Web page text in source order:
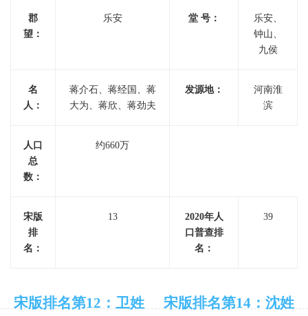
郡
望：
乐安 堂 号：
乐安、
钟山、
九侯
名
人：
蒋介石、蒋经国、蒋
大为、蒋欣、蒋劲夫
发源地：
河南淮
滨
人口
总
数：
约660万
宋版
排
名：
13
2020年人
口普查排
名：
39
宋版排名第12：卫姓 宋版排名第14：沈姓